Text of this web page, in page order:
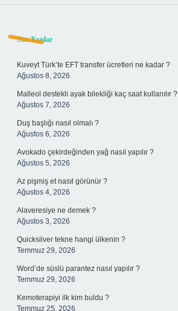
Sidebar
Son Yazılar
Kuveyt Türk’te EFT transfer ücretleri ne kadar ?
Ağustos 8, 2026
Malleol destekli ayak bilekliği kaç saat kullanılır ?
Ağustos 7, 2026
Duş başlığı nasıl olmalı ?
Ağustos 6, 2026
Avokado çekirdeğinden yağ nasıl yapılır ?
Ağustos 5, 2026
Az pişmiş et nasıl görünür ?
Ağustos 4, 2026
Alaveresiye ne demek ?
Ağustos 3, 2026
Quicksilver tekne hangi ülkenin ?
Temmuz 29, 2026
Word’de süslü parantez nasıl yapılır ?
Temmuz 29, 2026
Kemoterapiyi ilk kim buldu ?
Temmuz 25, 2026